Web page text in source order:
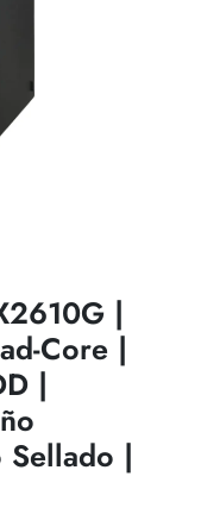
|
Core |
|
Sellado |